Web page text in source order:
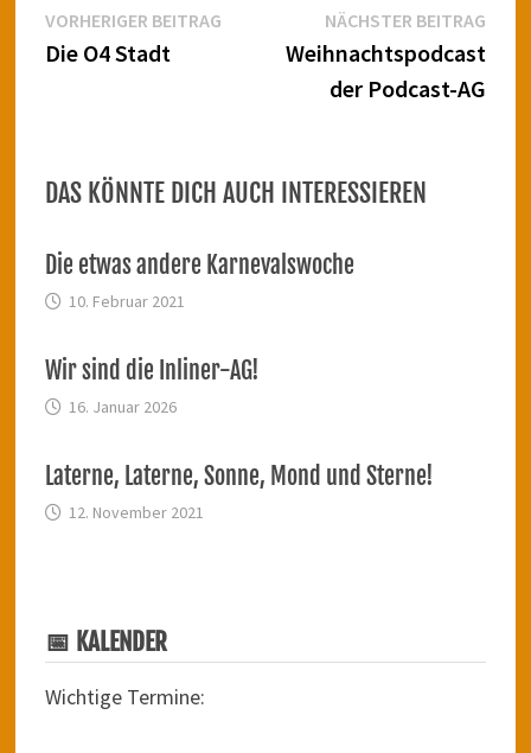
Beitragsnavigation
VORHERIGER BEITRAGVorheriger
Beitrag:
Die O4 Stadt
NÄCHSTER BEITRAG
Weihnachtspodcast
der Podcast-AG
DAS KÖNNTE DICH AUCH INTERESSIEREN
Die etwas andere Karnevalswoche
10. Februar 2021
Wir sind die Inliner-AG!
16. Januar 2026
Laterne, Laterne, Sonne, Mond und Sterne!
12. November 2021
📅 KALENDER
Wichtige Termine: